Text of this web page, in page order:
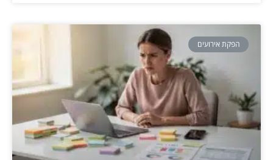
הפקת אירועים